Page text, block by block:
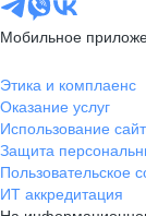
Мобильное
Этика и комплаенс
Оказание услуг
Использование
Защита
Пользовательское
ИТ аккредитация